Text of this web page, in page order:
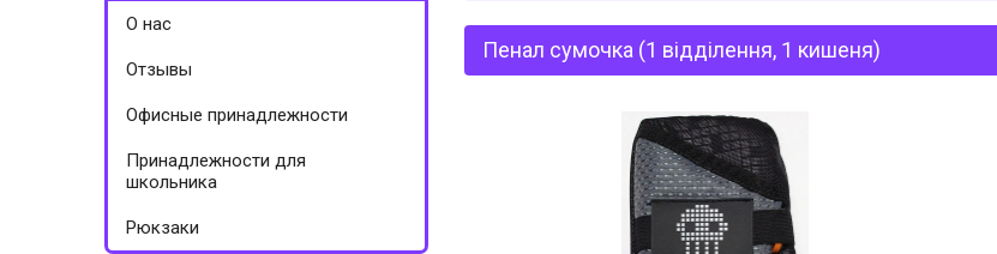
Пенал сумочка (1 відділення, 1 кишеня)
О нас
Отзывы
Офисные принадлежности
Принадлежности для
школьника
Рюкзаки